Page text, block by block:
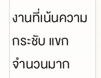
งานที่เน้นความ
กระชับ แขก
จำนวนมาก